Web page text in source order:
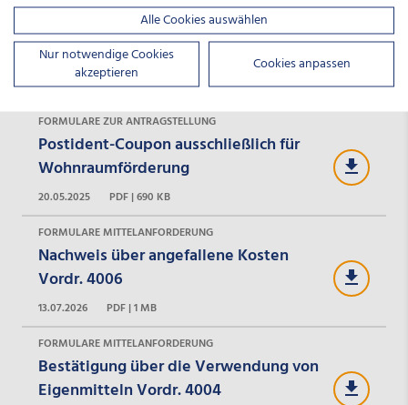
FORMULARE ZUR ANTRAGSTELLUNG
Vordruck unterjährige
Unternehmensinformationen
05.12.2024
DOCX | 13 KB
FORMULARE ZUR ANTRAGSTELLUNG
Postident-Coupon ausschließlich für
Wohnraumförderung
20.05.2025
PDF | 690 KB
FORMULARE MITTELANFORDERUNG
Nachweis über angefallene Kosten
Vordr. 4006
13.07.2026
PDF | 1 MB
FORMULARE MITTELANFORDERUNG
Bestätigung über die Verwendung von
Eigenmitteln Vordr. 4004
Alle Cookies auswählen
Nur notwendige Cookies
akzeptieren
Cookies anpassen